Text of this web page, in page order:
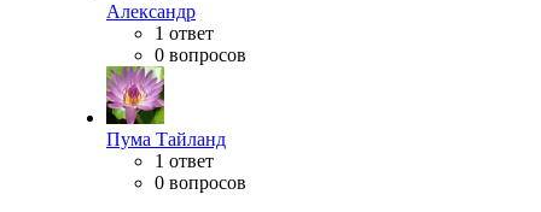
Александр
1 ответ
0 вопросов
Пума Тайланд
1 ответ
0 вопросов